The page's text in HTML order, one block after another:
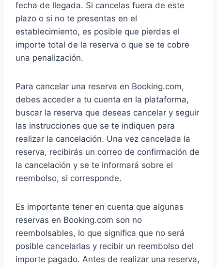
fecha de llegada. Si cancelas fuera de este
plazo o si no te presentas en el
establecimiento, es posible que pierdas el
importe total de la reserva o que se te cobre
una penalización.
Para cancelar una reserva en Booking.com,
debes acceder a tu cuenta en la plataforma,
buscar la reserva que deseas cancelar y seguir
las instrucciones que se te indiquen para
realizar la cancelación. Una vez cancelada la
reserva, recibirás un correo de confirmación de
la cancelación y se te informará sobre el
reembolso, si corresponde.
Es importante tener en cuenta que algunas
reservas en Booking.com son no
reembolsables, lo que significa que no será
posible cancelarlas y recibir un reembolso del
importe pagado. Antes de realizar una reserva,